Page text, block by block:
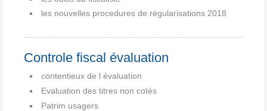
les nouvelles procedures de régularisations 2018
Controle fiscal évaluation
contentieux de l évaluation
Evaluation des titres non cotés
Patrim usagers